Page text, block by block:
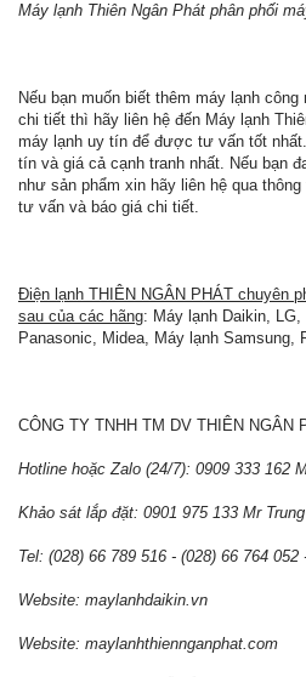
Máy lạnh Thiên Ngân Phát phân phối
Nếu bạn muốn biết thêm máy lạnh
chi tiết thì hãy liên hệ đến Máy lạnh
máy lạnh uy tín để được tư vấn tốt
tín và giá cả cạnh tranh nhất. Nếu bạn
như sản phẩm xin hãy liên hệ qua
tư vấn và báo giá chi tiết.
Điện lạnh THIÊN NGÂN PHÁT chuyên
sau của các hãng: Máy lạnh Daikin,
Panasonic, Midea, Máy lạnh Samsung,
CÔNG TY TNHH TM DV THIÊN NGÂN
Hotline hoặc Zalo (24/7): 0909 333 162
Khảo sát lắp đặt: 0901 975 133 Mr Trung
Tel: (028) 66 789 516 - (028) 66 764 052
Website: maylanhdaikin.vn
Website: maylanhthiennganphat.com